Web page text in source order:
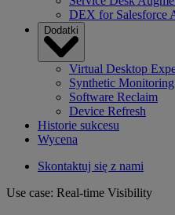
DEX for Salesforce
Dodatki
Virtual Desktop
Synthetic Monitoring
Software Reclaim
Device Refresh
Historie sukcesu
Wycena
Skontaktuj się z nami
Use case: Real-time Visibility